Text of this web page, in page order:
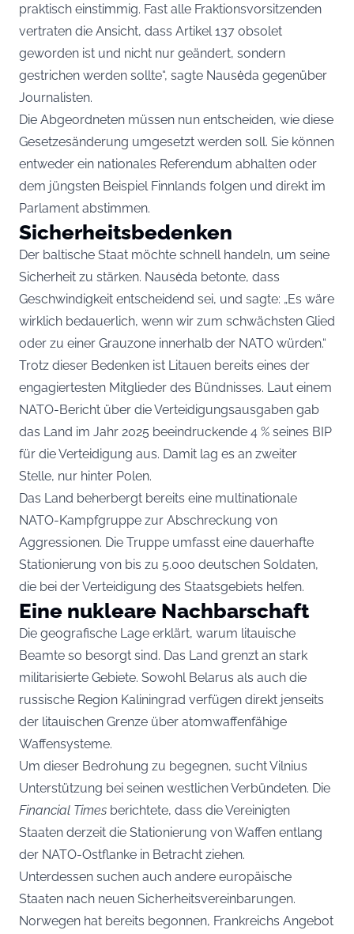
praktisch einstimmig. Fast alle Fraktionsvorsitzenden
vertraten die Ansicht, dass Artikel 137 obsolet
geworden ist und nicht nur geändert, sondern
gestrichen werden sollte“, sagte Nausėda gegenüber
Journalisten.
Die Abgeordneten müssen nun entscheiden, wie diese
Gesetzesänderung umgesetzt werden soll. Sie können
entweder ein nationales Referendum abhalten oder
dem jüngsten Beispiel Finnlands folgen und direkt im
Parlament abstimmen.
Sicherheitsbedenken
Der baltische Staat möchte schnell handeln, um seine
Sicherheit zu stärken. Nausėda betonte, dass
Geschwindigkeit entscheidend sei, und sagte: „Es wäre
wirklich bedauerlich, wenn wir zum schwächsten Glied
oder zu einer Grauzone innerhalb der NATO würden.“
Trotz dieser Bedenken ist Litauen bereits eines der
engagiertesten Mitglieder des Bündnisses. Laut einem
NATO-Bericht über die Verteidigungsausgaben gab
das Land im Jahr 2025 beeindruckende 4 % seines BIP
für die Verteidigung aus. Damit lag es an zweiter
Stelle, nur hinter Polen.
Das Land beherbergt bereits eine multinationale
NATO-Kampfgruppe zur Abschreckung von
Aggressionen. Die Truppe umfasst eine dauerhafte
Stationierung von bis zu 5.000 deutschen Soldaten,
die bei der Verteidigung des Staatsgebiets helfen.
Eine nukleare Nachbarschaft
Die geografische Lage erklärt, warum litauische
Beamte so besorgt sind. Das Land grenzt an stark
militarisierte Gebiete. Sowohl Belarus als auch die
russische Region Kaliningrad verfügen direkt jenseits
der litauischen Grenze über atomwaffenfähige
Waffensysteme.
Um dieser Bedrohung zu begegnen, sucht Vilnius
Unterstützung bei seinen westlichen Verbündeten. Die
Financial Times berichtete, dass die Vereinigten
Staaten derzeit die Stationierung von Waffen entlang
der NATO-Ostflanke in Betracht ziehen.
Unterdessen suchen auch andere europäische
Staaten nach neuen Sicherheitsvereinbarungen.
Norwegen hat bereits begonnen, Frankreichs Angebot